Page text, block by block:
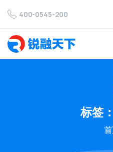
400-0545-200
标签：